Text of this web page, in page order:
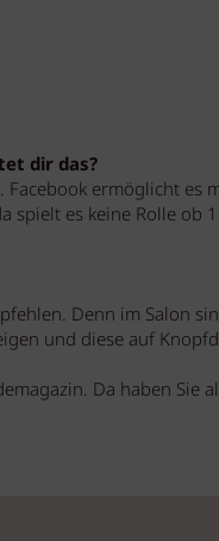
dir das?
ermöglicht es
spielt es keine Rolle ob
Denn im Salon
und diese auf
Da haben Sie